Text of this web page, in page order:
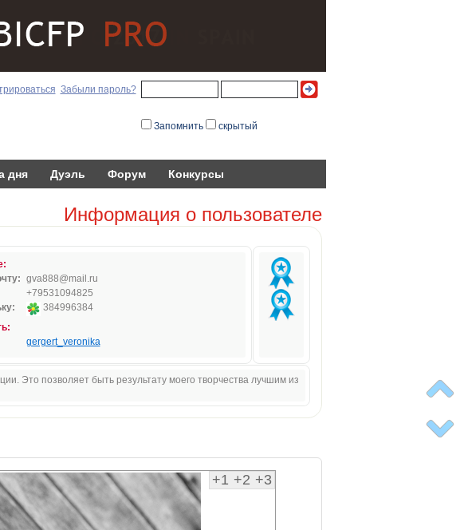
Забыли пароль?
Запомнить скрытый
дня Дуэль Форум Конкурсы
Информация о пользователе
gva888@mai l.ru
+79531094825
384996384
gergert_veronika
Это позволяет быть результату моего творчества лучшим из
+1 +2 +3